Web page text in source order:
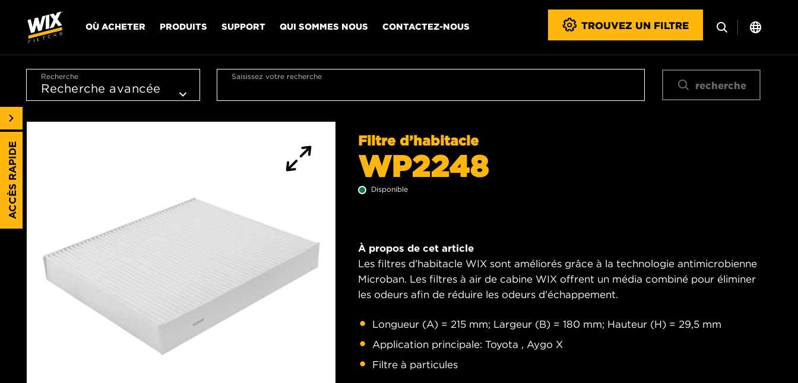
OÙ ACHETER PRODUITS SUPPORT QUI SOMMES NOUS CONTACTEZ-NOUS TROUVEZ UN FILTRE
Recherche Saisissez votre recherche
recherche
Filtre d’habitacle
WP2248
Disponible
À propos de cet article
Les filtres d'habitacle WIX sont améliorés grâce à la technologie antimicrobienne
Microban. Les filtres à air de cabine WIX offrent un média combiné pour éliminer
les odeurs afin de réduire les odeurs d'échappement.
Longueur (A) = 215 mm; Largeur (B) = 180 mm; Hauteur (H) = 29,5 mm
Application principale: Toyota , Aygo X
Filtre à particules
ACCÈS RAPIDE